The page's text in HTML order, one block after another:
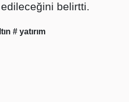
belirtti.
# yatırım